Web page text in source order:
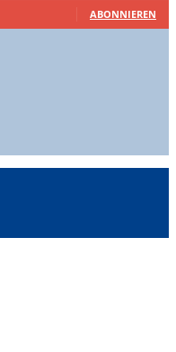
ABONNIEREN